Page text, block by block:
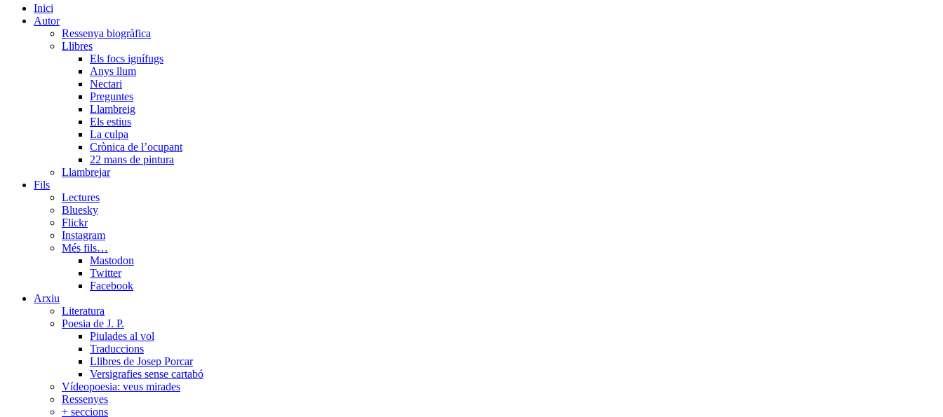
Close
Menu
Inici
Autor
Ressenya biogràfica
Llibres
Els focs ignífugs
Anys llum
Nectari
Preguntes
Llambreig
Els estius
La culpa
Crònica de l’ocupant
22 mans de pintura
Llambrejar
Fils
Lectures
Bluesky
Flickr
Instagram
Més fils…
Mastodon
Twitter
Facebook
Arxiu
Literatura
Poesia de J. P.
Piulades al vol
Traduccions
Llibres de Josep Porcar
Versigrafies sense cartabó
Vídeopoesia: veus mirades
Ressenyes
+ seccions